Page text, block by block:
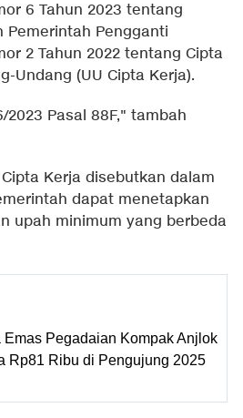
6 Tahun 2023 tentang
Pemerintah Pengganti
2 Tahun 2022 tentang Cipta
Undang (UU Cipta Kerja).
Pasal 88F," tambah
Kerja disebutkan dalam
dapat menetapkan
upah minimum yang berbeda
Emas Pegadaian Kompak Anjlok
Rp81 Ribu di Pengujung 2025